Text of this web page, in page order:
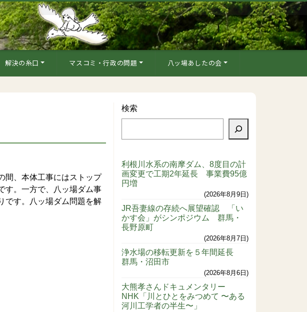
解決の糸口 マスコミ・行政の問題 八ッ場あしたの会
間、本体工事にはストップ
す。一方で、八ッ場ダム事
です。八ッ場ダム問題を解
検索
利根川水系の南摩ダム、8度目の計
画変更で工期2年延長 事業費95億
円増
2026年8月9日
JR吾妻線の存続へ展望確認 「い
かす会」がシンポジウム 群馬・
長野原町
2026年8月7日
浄水場の移転更新を５年間延長
群馬・沼田市
2026年8月6日
大熊孝さんドキュメンタリー
NHK「川とひとをみつめて 〜ある
河川工学者の半生〜」